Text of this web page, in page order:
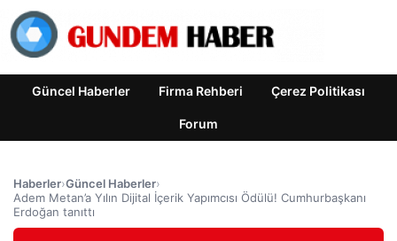
Güncel Haberler Firma Rehberi Çerez Politikası
Forum
Haberler›Güncel Haberler›
Adem Metan’a Yılın Dijital İçerik Yapımcısı Ödülü! Cumhurbaşkanı
Erdoğan tanıttı